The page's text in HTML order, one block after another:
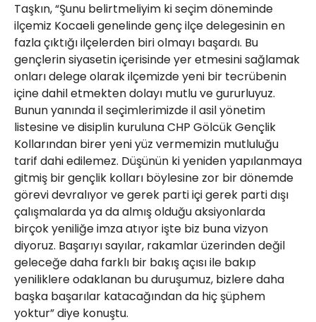
Taşkın, “Şunu belirtmeliyim ki seçim döneminde
ilçemiz Kocaeli genelinde genç ilçe delegesinin en
fazla çıktığı ilçelerden biri olmayı başardı. Bu
gençlerin siyasetin içerisinde yer etmesini sağlamak
onları delege olarak ilçemizde yeni bir tecrübenin
içine dahil etmekten dolayı mutlu ve gururluyuz.
Bunun yanında il seçimlerimizde il asil yönetim
listesine ve disiplin kuruluna CHP Gölcük Gençlik
Kollarından birer yeni yüz vermemizin mutluluğu
tarif dahi edilemez. Düşünün ki yeniden yapılanmaya
gitmiş bir gençlik kolları böylesine zor bir dönemde
görevi devralıyor ve gerek parti içi gerek parti dışı
çalışmalarda ya da almış olduğu aksiyonlarda
birçok yeniliğe imza atıyor işte biz buna vizyon
diyoruz. Başarıyı sayılar, rakamlar üzerinden değil
geleceğe daha farklı bir bakış açısı ile bakıp
yeniliklere odaklanan bu duruşumuz, bizlere daha
başka başarılar katacağından da hiç şüphem
yoktur” diye konuştu.